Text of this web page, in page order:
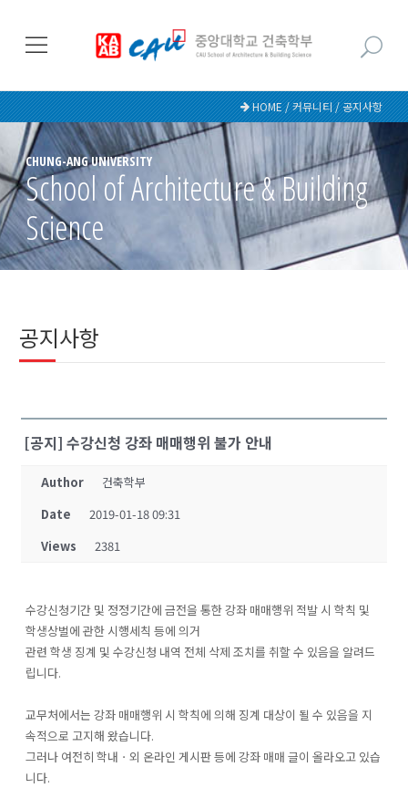
HOME / 커뮤니티 / 공지사항
CHUNG-ANG UNIVERSITY
School of Architecture & Building
Science
공지사항
[공지] 수강신청 강좌 매매행위 불가 안내
Author
건축학부
Date
2019-01-18 09:31
Views
2381
수강신청기간 및 정정기간에 금전을 통한 강좌 매매행위 적발 시 학칙 및
학생상벌에 관한 시행세칙 등에 의거
관련 학생 징계 및 수강신청 내역 전체 삭제 조치를 취할 수 있음을 알려드
립니다.
교무처에서는 강좌 매매행위 시 학칙에 의해 징계 대상이 될 수 있음을 지
속적으로 고지해 왔습니다.
그러나 여전히 학내ㆍ외 온라인 게시판 등에 강좌 매매 글이 올라오고 있습
니다.